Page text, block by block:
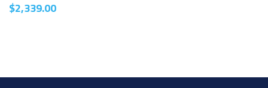
$2,339.00